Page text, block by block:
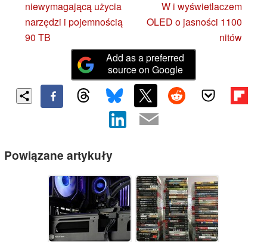
niewymagającą użycia
narzędzi i pojemnością
90 TB
W i wyświetlaczem
OLED o jasności 1100
nitów
Add as a preferred
source on Google
Powiązane artykuły